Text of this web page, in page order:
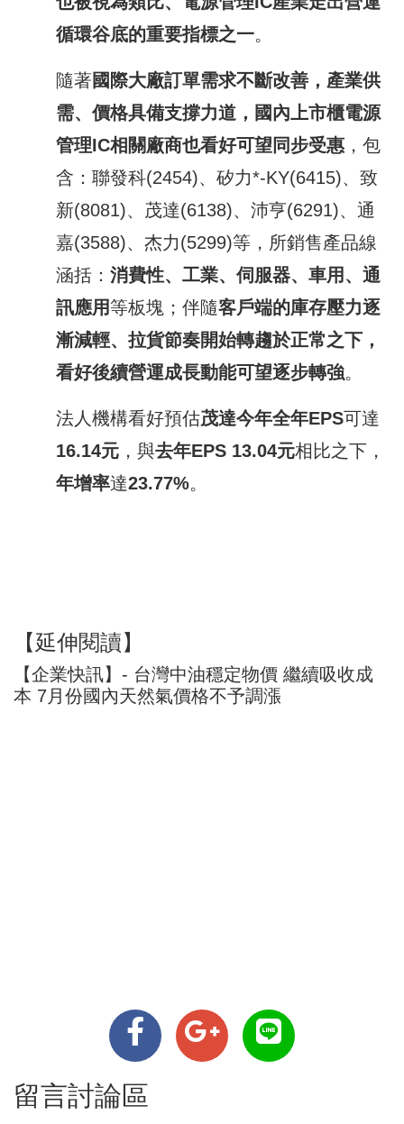
循環谷底的重要指標之一。
隨著國際大廠訂單需求不斷改善，產業供
需、價格具備支撐力道，國內上市櫃電源
管理IC相關廠商也看好可望同步受惠 ，包
含：聯發科(2454)、矽力*-KY(6415)、致
新(8081)、茂達(6138)、沛亨(6291)、通
嘉(3588)、杰力(5299)等，所銷售產品線
涵括：消費性、工業、伺服器、車用、通
訊應用等板塊；伴隨客戶端的庫存壓力逐
漸減輕、拉貨節奏開始轉趨於正常之下，
看好後續營運成長動能可望逐步轉強。
法人機構看好預估茂達今年全年EPS可達
16.14元 ，與去年EPS 13.04元相比之下，
年增率達23.77%。
【延伸閱讀】
【企業快訊】- 台灣中油穩定物價 繼續吸收成
本 7月份國內天然氣價格不予調漲
留言討論區